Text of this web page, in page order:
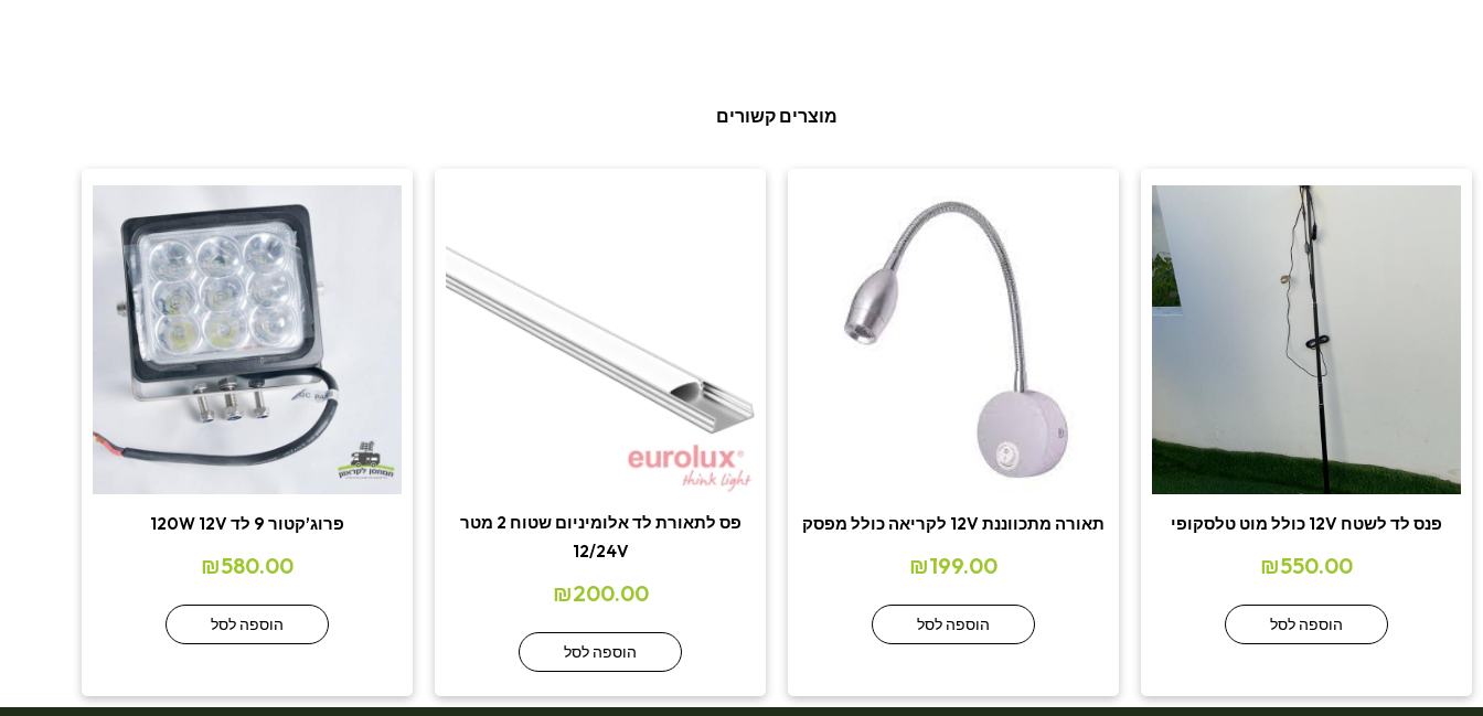
מוצרים קשורים
פנס לד לשטח 12V כולל מוט טלסקופי
₪550.00
הוספה לסל
תאורה מתכווננת 12V לקריאה כולל מפסק
₪199.00
הוספה לסל
פס לתאורת לד אלומיניום שטוח 2 מטר
12/24V
₪200.00
הוספה לסל
פרוג’קטור 9 לד 120W 12V
₪580.00
הוספה לסל